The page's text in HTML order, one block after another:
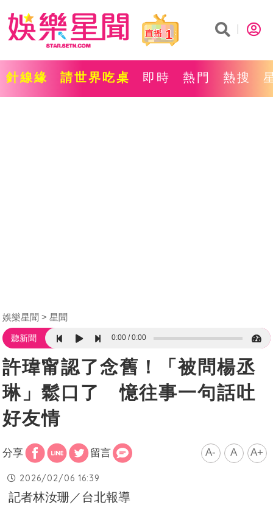
1
針線緣 請世界吃桌 即時 熱門 熱搜
娛樂星聞 星聞
聽新聞 0:00 0:00
許瑋甯認了念舊！「被問楊丞
琳」鬆口了 憶往事一句話吐
好友情
分享 留言 A- A A+
2026/02/06 16:39
記者林汝珊／台北報導